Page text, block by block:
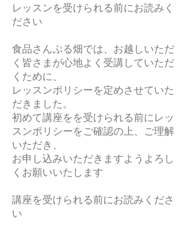
レッスンを受けられる前にお読みく
ださい
食品さんぷる畑では、お越しいただ
く皆さまが心地よく受講していただ
くために、
レッスンポリシーを定めさせていた
だきました。
初めて講座をを受けられる前にレッ
スンポリシーをご確認の上、ご理解
いただき、
お申し込みいただきますようよろし
くお願いいたします
講座を受けられる前にお読みくださ
い